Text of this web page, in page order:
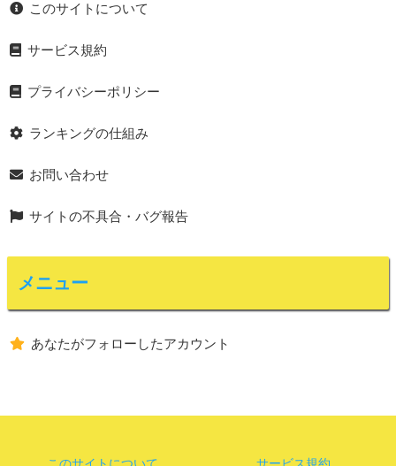
このサイトについて
サービス規約
プライバシーポリシー
ランキングの仕組み
お問い合わせ
サイトの不具合・バグ報告
メニュー
あなたがフォローしたアカウント